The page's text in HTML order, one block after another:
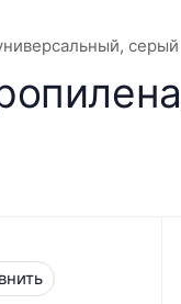
серый